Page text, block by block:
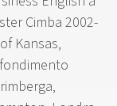
Cimba 2002-
Kansas,